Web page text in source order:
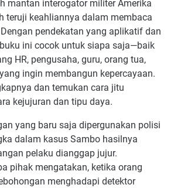
mantan interogator militer Amerika
teruji keahliannya dalam membaca
pendekatan yang aplikatif dan
ini cocok untuk siapa saja—baik
HR, pengusaha, guru, orang tua,
ingin membangun kepercayaan.
dan temukan cara jitu
kejujuran dan tipu daya.
yang baru saja dipergunakan polisi
dalam kasus Sambo hasilnya
pelaku dianggap jujur.
pihak mengatakan, ketika orang
menghadapi detektor